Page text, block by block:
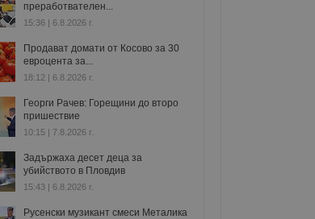
преработвателен...
15:36 | 6.8.2026 г.
Продават домати от Косово за 30
евроцента за...
18:12 | 6.8.2026 г.
Георги Рачев: Горещини до второ
пришествие
10:15 | 7.8.2026 г.
Задържаха десет деца за
убийството в Пловдив
15:43 | 6.8.2026 г.
Русенски музикант смеси Металика